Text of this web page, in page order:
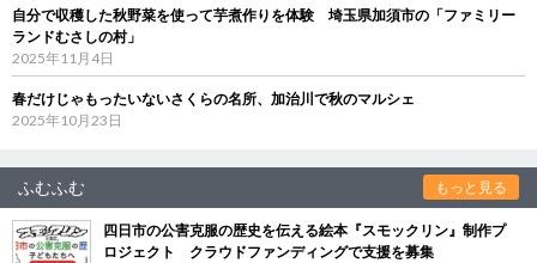
自分で収穫した秋野菜を使って芋煮作りを体験 埼玉県加須市の「ファミリー
ランドむさしの村」
2025年11月4日
春だけじゃもったいないさくらの名所、加治川で秋のマルシェ
2025年10月23日
ふむふむ もっと見る
四日市の公害克服の歴史を伝える絵本『スモックリン』制作プ
ロジェクト クラウドファンディングで支援を募集